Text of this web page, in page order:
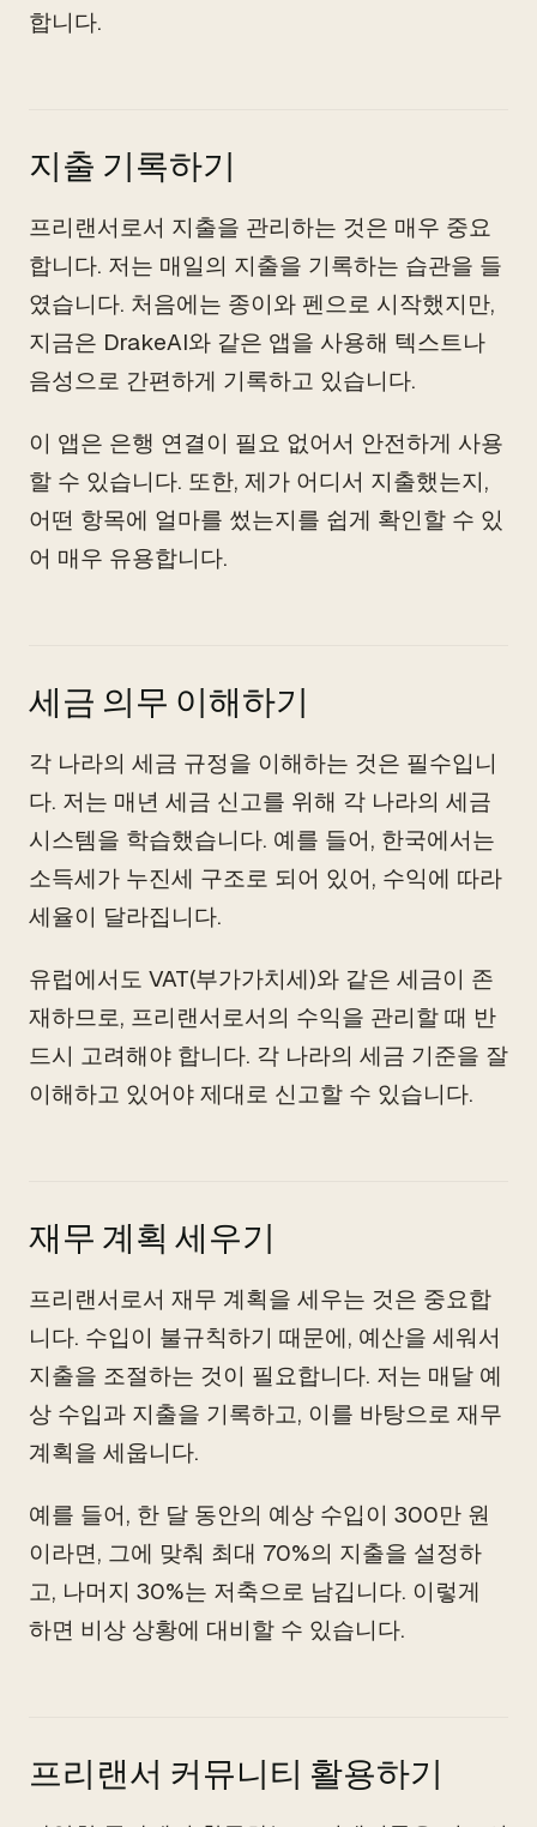
합니다.
지출 기록하기
프리랜서로서 지출을 관리하는 것은 매우 중요
합니다. 저는 매일의 지출을 기록하는 습관을 들
였습니다. 처음에는 종이와 펜으로 시작했지만,
지금은 DrakeAI와 같은 앱을 사용해 텍스트나
음성으로 간편하게 기록하고 있습니다.
이 앱은 은행 연결이 필요 없어서 안전하게 사용
할 수 있습니다. 또한, 제가 어디서 지출했는지,
어떤 항목에 얼마를 썼는지를 쉽게 확인할 수 있
어 매우 유용합니다.
세금 의무 이해하기
각 나라의 세금 규정을 이해하는 것은 필수입니
다. 저는 매년 세금 신고를 위해 각 나라의 세금
시스템을 학습했습니다. 예를 들어, 한국에서는
소득세가 누진세 구조로 되어 있어, 수익에 따라
세율이 달라집니다.
유럽에서도 VAT(부가가치세)와 같은 세금이 존
재하므로, 프리랜서로서의 수익을 관리할 때 반
드시 고려해야 합니다. 각 나라의 세금 기준을 잘
이해하고 있어야 제대로 신고할 수 있습니다.
재무 계획 세우기
프리랜서로서 재무 계획을 세우는 것은 중요합
니다. 수입이 불규칙하기 때문에, 예산을 세워서
지출을 조절하는 것이 필요합니다. 저는 매달 예
상 수입과 지출을 기록하고, 이를 바탕으로 재무
계획을 세웁니다.
예를 들어, 한 달 동안의 예상 수입이 300만 원
이라면, 그에 맞춰 최대 70%의 지출을 설정하
고, 나머지 30%는 저축으로 남깁니다. 이렇게
하면 비상 상황에 대비할 수 있습니다.
프리랜서 커뮤니티 활용하기